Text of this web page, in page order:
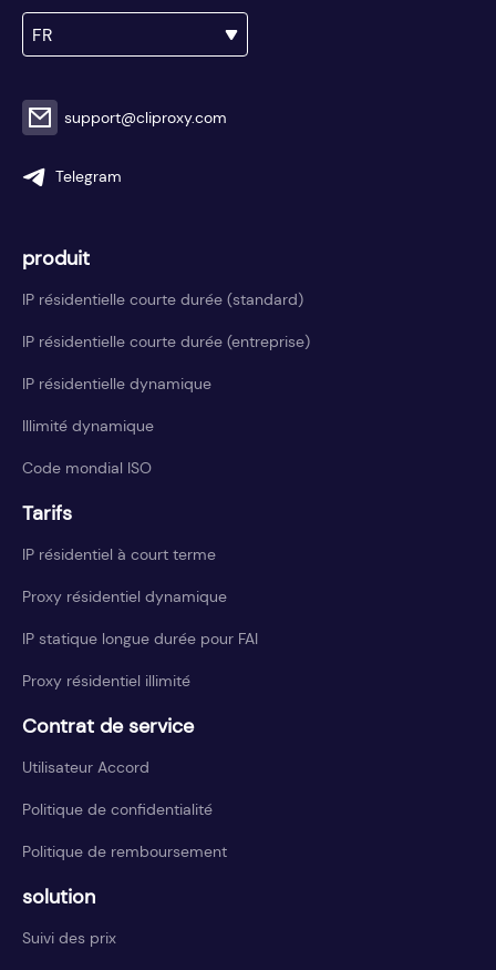
FR
support@cliproxy.com
Telegram
produit
IP résidentielle courte durée (standard)
IP résidentielle courte durée (entreprise)
IP résidentielle dynamique
Illimité dynamique
Code mondial ISO
Tarifs
IP résidentiel à court terme
Proxy résidentiel dynamique
IP statique longue durée pour FAI
Proxy résidentiel illimité
Contrat de service
Utilisateur Accord
Politique de confidentialité
Politique de remboursement
solution
Suivi des prix